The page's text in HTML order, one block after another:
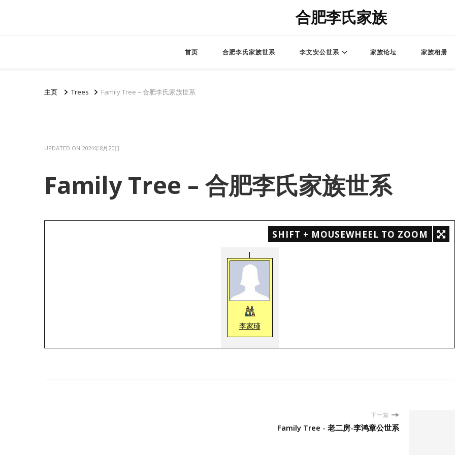
合肥李氏家族
首页 合肥李氏家族世系 李文安公世系 家族论坛 家族相册
主页 Trees Family Tree – 合肥李氏家族世系
UPDATED ON 2024年8月20日
Family Tree – 合肥李氏家族世系
SHIFT + MOUSEWHEEL TO ZOOM
李家瑾
下一篇
Family Tree - 老二房-李鸿章公世系